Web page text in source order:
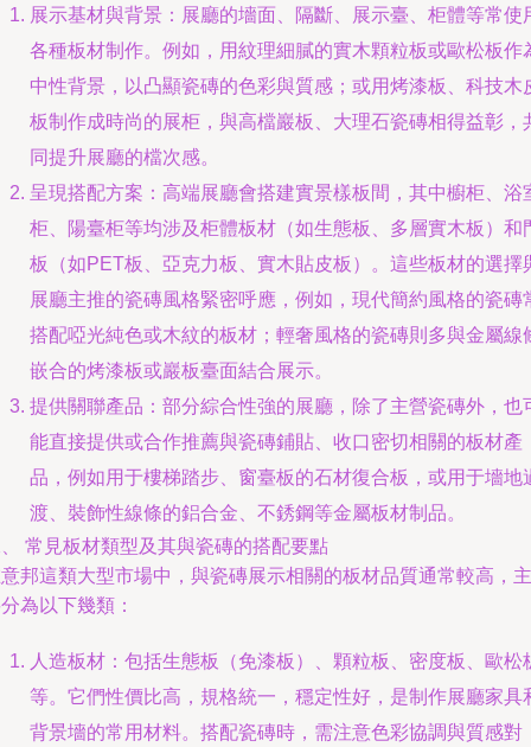
展示基材與背景：展廳的墻面、隔斷、展示臺、柜體等常使
各種板材制作。例如，用紋理細膩的實木顆粒板或歐松板作
中性背景，以凸顯瓷磚的色彩與質感；或用烤漆板、科技木
板制作成時尚的展柜，與高檔巖板、大理石瓷磚相得益彰，
同提升展廳的檔次感。
呈現搭配方案：高端展廳會搭建實景樣板間，其中櫥柜、浴
柜、陽臺柜等均涉及柜體板材（如生態板、多層實木板）和
板（如PET板、亞克力板、實木貼皮板）。這些板材的選擇
展廳主推的瓷磚風格緊密呼應，例如，現代簡約風格的瓷磚
搭配啞光純色或木紋的板材；輕奢風格的瓷磚則多與金屬線
嵌合的烤漆板或巖板臺面結合展示。
提供關聯產品：部分綜合性強的展廳，除了主營瓷磚外，也
能直接提供或合作推薦與瓷磚鋪貼、收口密切相關的板材產
品，例如用于樓梯踏步、窗臺板的石材復合板，或用于墻地
渡、裝飾性線條的鋁合金、不銹鋼等金屬板材制品。
常見板材類型及其與瓷磚的搭配要點
邦這類大型市場中，與瓷磚展示相關的板材品質通常較高，主
為以下幾類：
人造板材：包括生態板（免漆板）、顆粒板、密度板、歐松
等。它們性價比高，規格統一，穩定性好，是制作展廳家具
背景墻的常用材料。搭配瓷磚時，需注意色彩協調與質感對